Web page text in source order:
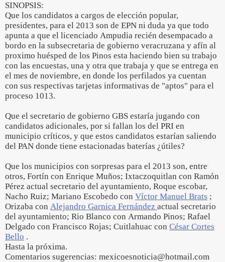
SINOPSIS:
Que los candidatos a cargos de elección popular,
presidentes, para el 2013 son de EPN ni duda ya que todo
apunta a que el licenciado Ampudia recién desempacado a
bordo en la subsecretaria de gobierno veracruzana y afín al
proximo huésped de los Pinos esta haciendo bien su trabajo
con las encuestas, una y otra que trabaja y que se entrega en
el mes de noviembre, en donde los perfilados ya cuentan
con sus respectivas tarjetas informativas de "aptos" para el
proceso 1013.
Que el secretario de gobierno GBS estaría jugando con
candidatos adicionales, por si fallan los del PRI en
municipio críticos, y que estos candidatos estarían saliendo
del PAN donde tiene estacionadas baterías ¿útiles?
Que los municipios con sorpresas para el 2013 son, entre
otros, Fortín con Enrique Muños; Ixtaczoquitlan con Ramón
Pérez actual secretario del ayuntamiento, Roque escobar,
Nacho Ruiz; Mariano Escobedo con Víctor Manuel Brats ;
Orizaba con Alejandro Garnica Fernández actual secretario
del ayuntamiento; Rio Blanco con Armando Pinos; Rafael
Delgado con Francisco Rojas; Cuitlahuac con César Cortes
Bello .
Hasta la próxima.
Comentarios sugerencias: mexicoesnoticia@hotmail.com